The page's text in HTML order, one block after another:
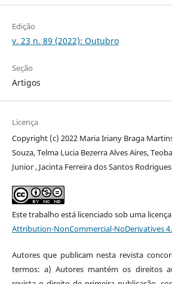
Edição
v. 23 n. 89 (2022): Outubro
Seção
Artigos
Licença
Copyright (c) 2022 Maria Iriany Braga
Souza, Telma Lucia Bezerra Alves Aires,
Junior , Jacinta Ferreira dos Santos Rodrigues
Este trabalho está licenciado sob uma licença
Attribution-NonCommercial-NoDerivatives
Autores que publicam nesta revista
termos: a) Autores mantém os direitos